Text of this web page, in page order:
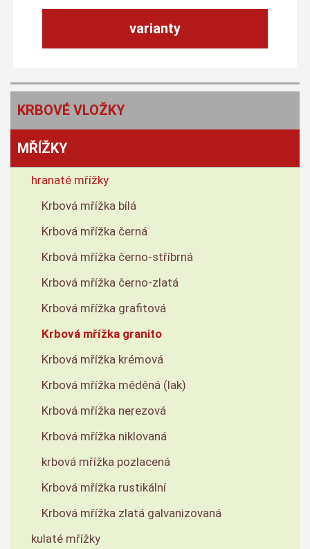
varianty
KRBOVÉ VLOŽKY
MŘÍŽKY
hranaté mřížky
Krbová mřížka bílá
Krbová mřížka černá
Krbová mřížka černo-stříbrná
Krbová mřížka černo-zlatá
Krbová mřížka grafitová
Krbová mřížka granito
Krbová mřížka krémová
Krbová mřížka měděná (lak)
Krbová mřížka nerezová
Krbová mřížka niklovaná
krbová mřížka pozlacená
Krbová mřížka rustikální
Krbová mřížka zlatá galvanizovaná
kulaté mřížky